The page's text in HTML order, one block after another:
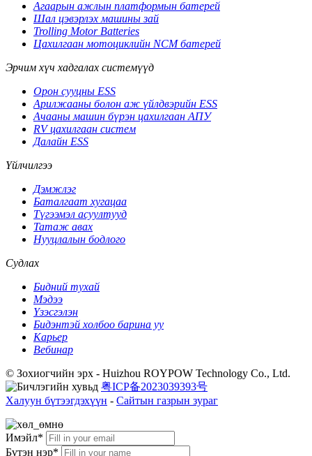
Агаарын ажлын платформын батерей
Шал цэвэрлэх машины зай
Trolling Motor Batteries
Цахилгаан мотоциклийн NCM батерей
Эрчим хүч хадгалах системүүд
Орон сууцны ESS
Арилжааны болон аж үйлдвэрийн ESS
Ачааны машин бүрэн цахилгаан АПУ
RV цахилгаан систем
Далайн ESS
Үйлчилгээ
Дэмжлэг
Баталгаат хугацаа
Түгээмэл асуултууд
Татаж авах
Нууцлалын бодлого
Судлах
Бидний тухай
Мэдээ
Үзэсгэлэн
Бидэнтэй холбоо барина уу
Карьер
Вебинар
© Зохиогчийн эрх - Huizhou ROYPOW Technology Co., Ltd.
粤ICP备2023039393号
Халуун бүтээгдэхүүн - Сайтын газрын зураг
Имэйл*
Бүтэн нэр*